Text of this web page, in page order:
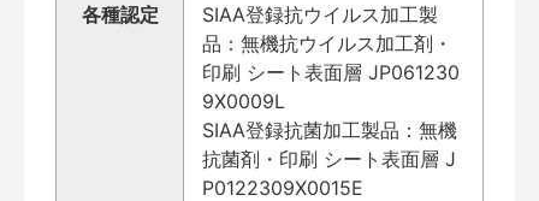
各種認定
SIAA登録抗ウイルス加工製
品：無機抗ウイルス加工剤・
印刷 シート表面層 JP061230
9X0009L
SIAA登録抗菌加工製品：無機
抗菌剤・印刷 シート表面層 J
P0122309X0015E